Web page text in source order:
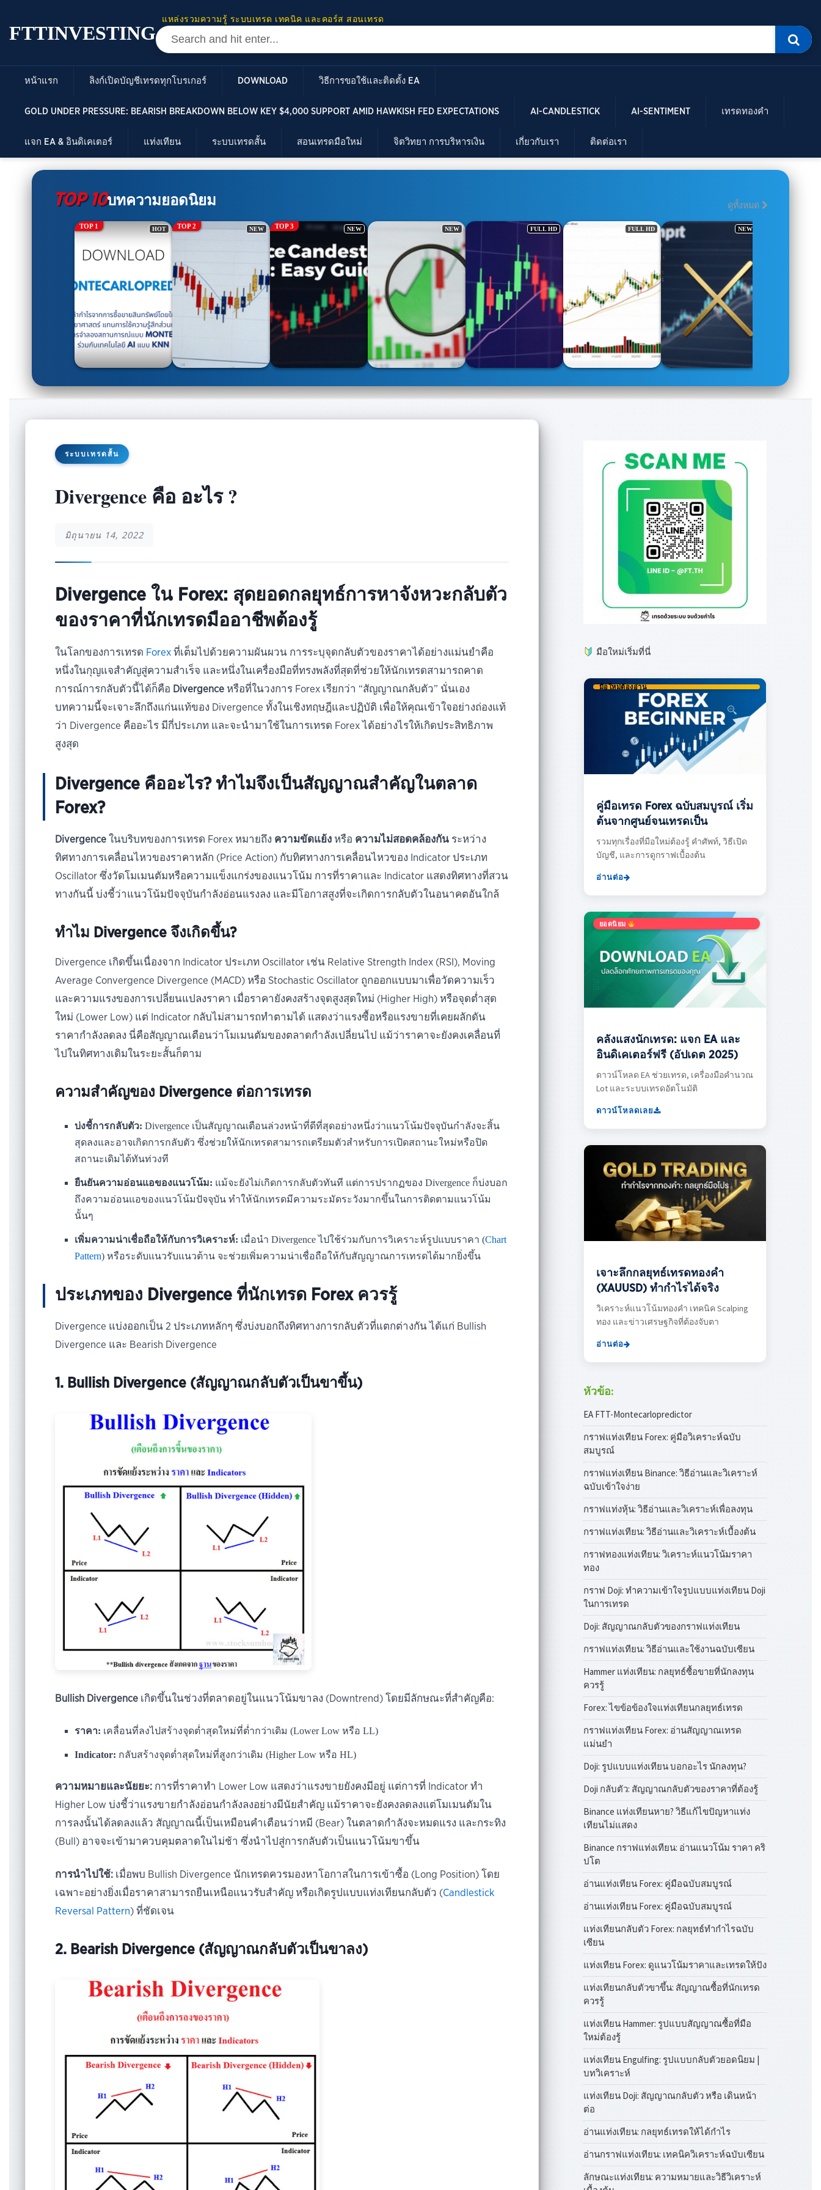
FTTINVESTING
แหล่งรวมความรู้ ระบบเทรด เทคนิค และคอร์ส สอนเทรด
หน้าแรก ลิงก์เปิดบัญชีเทรดทุกโบรเกอร์ DOWNLOAD วิธีการขอใช้และติดตั้ง EA
GOLD UNDER PRESSURE: BEARISH BREAKDOWN BELOW KEY $4,000 SUPPORT AMID HAWKISH FED EXPECTATIONS AI-CANDLESTICK AI-SENTIMENT เทรดทองคำ
แจก EA & อินดิเคเตอร์ แท่งเทียน ระบบเทรดสั้น สอนเทรดมือใหม่ จิตวิทยา การบริหารเงิน เกี่ยวกับเรา ติดต่อเรา
TOP 10บทความยอดนิยม ดูทั้งหมด
TOP 2 NEW TOP 3 NEW NEW FULL HD FULL HD NEW HOT
ระบบเทรดสั้น
Divergence คือ อะไร ?
มิถุนายน 14, 2022
Divergence ใน Forex: สุดยอดกลยุทธ์การหาจังหวะกลับตัว
ของราคาที่นักเทรดมืออาชีพต้องรู้
ในโลกของการเทรด Forex ที่เต็มไปด้วยความผันผวน การระบุจุดกลับตัวของราคาได้อย่างแม่นยำคือ
หนึ่งในกุญแจสำคัญสู่ความสำเร็จ และหนึ่งในเครื่องมือที่ทรงพลังที่สุดที่ช่วยให้นักเทรดสามารถคาด
การณ์การกลับตัวนี้ได้ก็คือ Divergence หรือที่ในวงการ Forex เรียกว่า “สัญญาณกลับตัว” นั่นเอง
บทความนี้จะเจาะลึกถึงแก่นแท้ของ Divergence ทั้งในเชิงทฤษฎีและปฏิบัติ เพื่อให้คุณเข้าใจอย่างถ่องแท้
ว่า Divergence คืออะไร มีกี่ประเภท และจะนำมาใช้ในการเทรด Forex ได้อย่างไรให้เกิดประสิทธิภาพ
สูงสุด
Divergence คืออะไร? ทำไมจึงเป็นสัญญาณสำคัญในตลาด
Forex?
Divergence ในบริบทของการเทรด Forex หมายถึง ความขัดแย้ง หรือ ความไม่สอดคล้องกัน ระหว่าง
ทิศทางการเคลื่อนไหวของราคาหลัก (Price Action) กับทิศทางการเคลื่อนไหวของ Indicator ประเภท
Oscillator ซึ่งวัดโมเมนตัมหรือความแข็งแกร่งของแนวโน้ม การที่ราคาและ Indicator แสดงทิศทางที่สวน
ทางกันนี้ บ่งชี้ว่าแนวโน้มปัจจุบันกำลังอ่อนแรงลง และมีโอกาสสูงที่จะเกิดการกลับตัวในอนาคตอันใกล้
ทำไม Divergence จึงเกิดขึ้น?
Divergence เกิดขึ้นเนื่องจาก Indicator ประเภท Oscillator เช่น Relative Strength Index (RSI), Moving
Average Convergence Divergence (MACD) หรือ Stochastic Oscillator ถูกออกแบบมาเพื่อวัดความเร็ว
และความแรงของการเปลี่ยนแปลงราคา เมื่อราคายังคงสร้างจุดสูงสุดใหม่ (Higher High) หรือจุดต่ำสุด
ใหม่ (Lower Low) แต่ Indicator กลับไม่สามารถทำตามได้ แสดงว่าแรงซื้อหรือแรงขายที่เคยผลักดัน
ราคากำลังลดลง นี่คือสัญญาณเตือนว่าโมเมนตัมของตลาดกำลังเปลี่ยนไป แม้ว่าราคาจะยังคงเคลื่อนที่
ไปในทิศทางเดิมในระยะสั้นก็ตาม
ความสำคัญของ Divergence ต่อการเทรด
บ่งชี้การกลับตัว: Divergence เป็นสัญญาณเตือนล่วงหน้าที่ดีที่สุดอย่างหนึ่งว่าแนวโน้มปัจจุบันกำลังจะสิ้น
สุดลงและอาจเกิดการกลับตัว ซึ่งช่วยให้นักเทรดสามารถเตรียมตัวสำหรับการเปิดสถานะใหม่หรือปิด
สถานะเดิมได้ทันท่วงที
ยืนยันความอ่อนแอของแนวโน้ม: แม้จะยังไม่เกิดการกลับตัวทันที แต่การปรากฏของ Divergence ก็บ่งบอก
ถึงความอ่อนแอของแนวโน้มปัจจุบัน ทำให้นักเทรดมีความระมัดระวังมากขึ้นในการติดตามแนวโน้ม
นั้นๆ
เพิ่มความน่าเชื่อถือให้กับการวิเคราะห์: เมื่อนำ Divergence ไปใช้ร่วมกับการวิเคราะห์รูปแบบราคา (Chart
Pattern) หรือระดับแนวรับแนวต้าน จะช่วยเพิ่มความน่าเชื่อถือให้กับสัญญาณการเทรดได้มากยิ่งขึ้น
ประเภทของ Divergence ที่นักเทรด Forex ควรรู้
Divergence แบ่งออกเป็น 2 ประเภทหลักๆ ซึ่งบ่งบอกถึงทิศทางการกลับตัวที่แตกต่างกัน ได้แก่ Bullish
Divergence และ Bearish Divergence
1. Bullish Divergence (สัญญาณกลับตัวเป็นขาขึ้น)
Bullish Divergence เกิดขึ้นในช่วงที่ตลาดอยู่ในแนวโน้มขาลง (Downtrend) โดยมีลักษณะที่สำคัญคือ:
ราคา: เคลื่อนที่ลงไปสร้างจุดต่ำสุดใหม่ที่ต่ำกว่าเดิม (Lower Low หรือ LL)
Indicator: กลับสร้างจุดต่ำสุดใหม่ที่สูงกว่าเดิม (Higher Low หรือ HL)
ความหมายและนัยยะ: การที่ราคาทำ Lower Low แสดงว่าแรงขายยังคงมีอยู่ แต่การที่ Indicator ทำ
Higher Low บ่งชี้ว่าแรงขายกำลังอ่อนกำลังลงอย่างมีนัยสำคัญ แม้ราคาจะยังคงลดลงแต่โมเมนตัมใน
การลงนั้นได้ลดลงแล้ว สัญญาณนี้เป็นเหมือนคำเตือนว่าหมี (Bear) ในตลาดกำลังจะหมดแรง และกระทิง
(Bull) อาจจะเข้ามาควบคุมตลาดในไม่ช้า ซึ่งนำไปสู่การกลับตัวเป็นแนวโน้มขาขึ้น
การนำไปใช้: เมื่อพบ Bullish Divergence นักเทรดควรมองหาโอกาสในการเข้าซื้อ (Long Position) โดย
เฉพาะอย่างยิ่งเมื่อราคาสามารถยืนเหนือแนวรับสำคัญ หรือเกิดรูปแบบแท่งเทียนกลับตัว (Candlestick
Reversal Pattern) ที่ชัดเจน
2. Bearish Divergence (สัญญาณกลับตัวเป็นขาลง)
มือใหม่เริ่มที่นี่
มือใหม่ต้องอ่าน
คู่มือเทรด Forex ฉบับสมบูรณ์ เริ่ม
ต้นจากศูนย์จนเทรดเป็น
รวมทุกเรื่องที่มือใหม่ต้องรู้ คำศัพท์, วิธีเปิด
บัญชี, และการดูกราฟเบื้องต้น
อ่านต่อ
ยอดนิยม
คลังแสงนักเทรด: แจก EA และ
อินดิเคเตอร์ฟรี (อัปเดต 2025)
ดาวน์โหลด EA ช่วยเทรด, เครื่องมือคำนวณ
Lot และระบบเทรดอัตโนมัติ
ดาวน์โหลดเลย
เจาะลึกกลยุทธ์เทรดทองคำ
(XAUUSD) ทำกำไรได้จริง
วิเคราะห์แนวโน้มทองคำ เทคนิค Scalping
ทอง และข่าวเศรษฐกิจที่ต้องจับตา
อ่านต่อ
หัวข้อ:
EA FTT-Montecarlopredictor
กราฟแท่งเทียน Forex: คู่มือวิเคราะห์ฉบับ
สมบูรณ์
กราฟแท่งเทียน Binance: วิธีอ่านและวิเคราะห์
ฉบับเข้าใจง่าย
กราฟแท่งหุ้น: วิธีอ่านและวิเคราะห์เพื่อลงทุน
กราฟแท่งเทียน: วิธีอ่านและวิเคราะห์เบื้องต้น
กราฟทองแท่งเทียน: วิเคราะห์แนวโน้มราคา
ทอง
กราฟ Doji: ทำความเข้าใจรูปแบบแท่งเทียน Doji
ในการเทรด
Doji: สัญญาณกลับตัวของกราฟแท่งเทียน
กราฟแท่งเทียน: วิธีอ่านและใช้งานฉบับเซียน
Hammer แท่งเทียน: กลยุทธ์ซื้อขายที่นักลงทุน
ควรรู้
Forex: ไขข้อข้องใจแท่งเทียนกลยุทธ์เทรด
กราฟแท่งเทียน Forex: อ่านสัญญาณเทรด
แม่นยำ
Doji: รูปแบบแท่งเทียน บอกอะไร นักลงทุน?
Doji กลับตัว: สัญญาณกลับตัวของราคาที่ต้องรู้
Binance แท่งเทียนหาย? วิธีแก้ไขปัญหาแท่ง
เทียนไม่แสดง
Binance กราฟแท่งเทียน: อ่านแนวโน้ม ราคา คริ
ปโต
อ่านแท่งเทียน Forex: คู่มือฉบับสมบูรณ์
อ่านแท่งเทียน Forex: คู่มือฉบับสมบูรณ์
แท่งเทียนกลับตัว Forex: กลยุทธ์ทำกำไรฉบับ
เซียน
แท่งเทียน Forex: ดูแนวโน้มราคาและเทรดให้ปัง
แท่งเทียนกลับตัวขาขึ้น: สัญญาณซื้อที่นักเทรด
ควรรู้
แท่งเทียน Hammer: รูปแบบสัญญาณซื้อที่มือ
ใหม่ต้องรู้
แท่งเทียน Engulfing: รูปแบบกลับตัวยอดนิยม |
บทวิเคราะห์
แท่งเทียน Doji: สัญญาณกลับตัว หรือ เดินหน้า
ต่อ
อ่านแท่งเทียน: กลยุทธ์เทรดให้ได้กำไร
อ่านกราฟแท่งเทียน: เทคนิควิเคราะห์ฉบับเซียน
ลักษณะแท่งเทียน: ความหมายและวิธีวิเคราะห์